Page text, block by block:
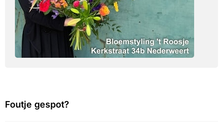
Foutje gespot?